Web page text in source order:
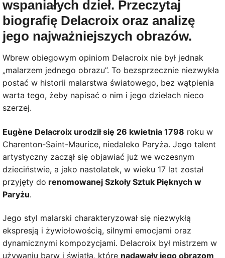
wspaniałych dzieł. Przeczytaj
biografię Delacroix oraz analizę
jego najważniejszych obrazów.
Wbrew obiegowym opiniom Delacroix nie był jednak
„malarzem jednego obrazu”. To bezsprzecznie niezwykła
postać w historii malarstwa światowego, bez wątpienia
warta tego, żeby napisać o nim i jego dziełach nieco
szerzej.
Eugène Delacroix urodził się 26 kwietnia 1798 roku w
Charenton-Saint-Maurice, niedaleko Paryża. Jego talent
artystyczny zaczął się objawiać już we wczesnym
dzieciństwie, a jako nastolatek, w wieku 17 lat został
przyjęty do renomowanej Szkoły Sztuk Pięknych w
Paryżu.
Jego styl malarski charakteryzował się niezwykłą
ekspresją i żywiołowością, silnymi emocjami oraz
dynamicznymi kompozycjami. Delacroix był mistrzem w
używaniu barw i światła, które nadawały jego obrazom